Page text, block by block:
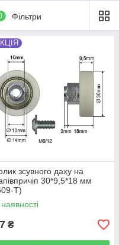
Фільтри
зсувного даху на
30*9,5*18 мм
T)
₴